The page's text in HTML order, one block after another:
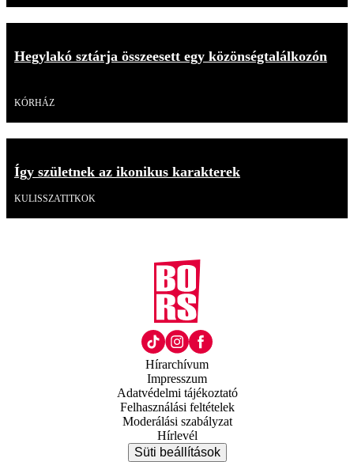
Hegylakó sztárja összeesett egy közönségtalálkozón
KÓRHÁZ
Így születnek az ikonikus karakterek
KULISSZATITKOK
Hírarchívum
Impresszum
Adatvédelmi tájékoztató
Felhasználási feltételek
Moderálási szabályzat
Hírlevél
Süti beállítások